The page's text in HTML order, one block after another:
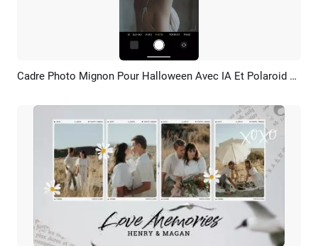
Aperçu Créer IA Cadre Photo Mignon Pour Halloween Avec IA Et Polaroid Créatif Histoire TikTok/Instagram